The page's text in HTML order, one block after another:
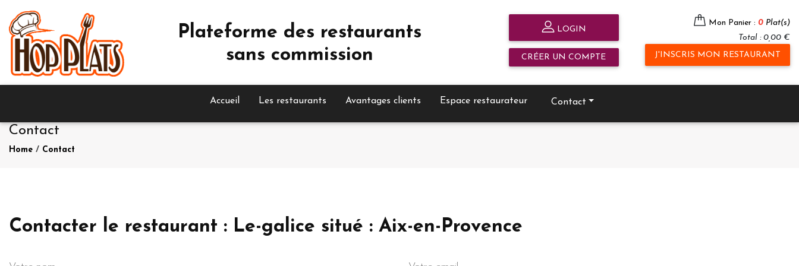
Plateforme des restaurants
sans commission
LOGIN
CRÉER UN COMPTE
Mon Panier : 0 Plat(s)
Total : 0,00 €
J'INSCRIS MON RESTAURANT
Accueil Les restaurants Avantages clients Espace restaurateur Contact
Contact
Home / Contact
Contacter le restaurant : Le-galice situé : Aix-en-Provence